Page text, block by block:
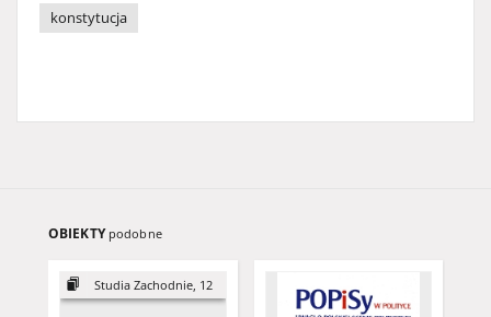
konstytucja
OBIEKTY podobne
Studia Zachodnie, 12